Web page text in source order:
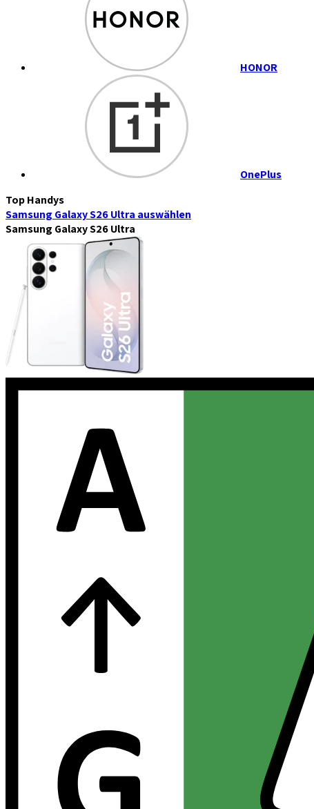
HONOR
OnePlus
Top Handys
Samsung Galaxy S26 Ultra auswählen
Samsung Galaxy S26 Ultra